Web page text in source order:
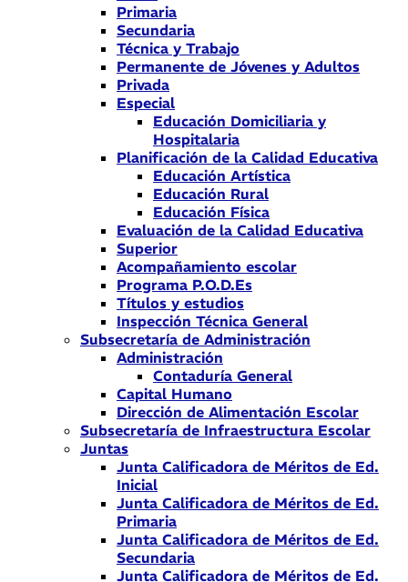
Primaria
Secundaria
Técnica y Trabajo
Permanente de Jóvenes y Adultos
Privada
Especial
Educación Domiciliaria y
Hospitalaria
Planificación de la Calidad Educativa
Educación Artística
Educación Rural
Educación Física
Evaluación de la Calidad Educativa
Superior
Acompañamiento escolar
Programa P.O.D.Es
Títulos y estudios
Inspección Técnica General
Subsecretaría de Administración
Administración
Contaduría General
Capital Humano
Dirección de Alimentación Escolar
Subsecretaría de Infraestructura Escolar
Juntas
Junta Calificadora de Méritos de Ed.
Inicial
Junta Calificadora de Méritos de Ed.
Primaria
Junta Calificadora de Méritos de Ed.
Secundaria
Junta Calificadora de Méritos de Ed.